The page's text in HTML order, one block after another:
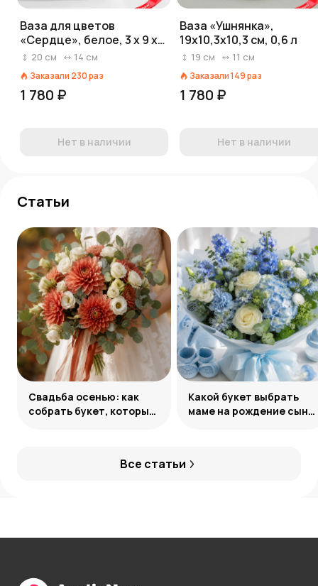
Ваза для цветов
«Сердце», белое, 3 х 9 х
20 см
20 см 14 см
Заказали 230раз
1 780 ₽
Нет в наличии
Ваза «Ушнянка»,
19х10,3х10,3 см, 0,6 л
19 см 11 см
Заказали149раз
1 780 ₽
Нет в наличии
Статьи
Все статьи
Свадьба осенью: как
собрать букет, который
Какой букет выбрать
маме на рождение сына: